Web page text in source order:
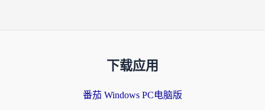
下载应用
番茄 Windows PC电脑版